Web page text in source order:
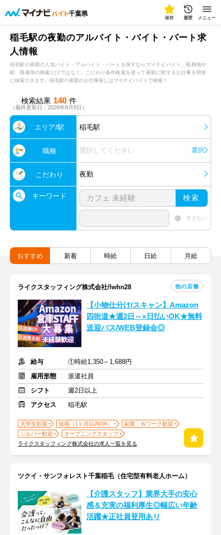
千葉県
保存 履歴 メニュー
稲毛駅の夜勤のアルバイト・バイト・パート求
人情報
稲毛駅の夜勤の人気バイト・アルバイト・パートを探すならマイナビバイト。勤務地や
駅、職種等の検索だけではなく、こだわり条件検索を使って夜勤に関するお仕事を簡単
に検索できます。稲毛駅の夜勤のお仕事探しはマイナビバイトで検索！
検索結果 140 件
（最終更新日：2026年8月8日）
エリア/駅 稲毛駅
職種 選択してください 選択
こだわり 夜勤
キーワード 検索
含まない
おすすめ 新着 時給 日給 月給
ライクスタッフィング株式会社/lwhn28 他の店舗
【小物仕分け/スキャン】Amazon
四街道★週2日～×日払いOK★無料
送迎バス/WEB登録会◎
給与
①時給1,350～1,688円
雇用形態
派遣社員
シフト
週2日以上
アクセス
稲毛駅
大学生歓迎 短期（1ヶ月以内OK）
副業・Ｗワーク歓迎
シルバー歓迎
オープニングスタッフ
ライクスタッフィング株式会社の求人一覧を見る
ツクイ・サンフォレスト千葉稲毛（住宅型有料老人ホーム）
【介護スタッフ】業界大手の安心
感＆充実の福利厚生◎幅広い年齢
活躍★正社員登用あり